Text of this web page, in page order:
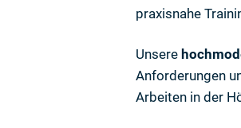
praxisnahe
Unsere
Anforderungen
Arbeiten in der